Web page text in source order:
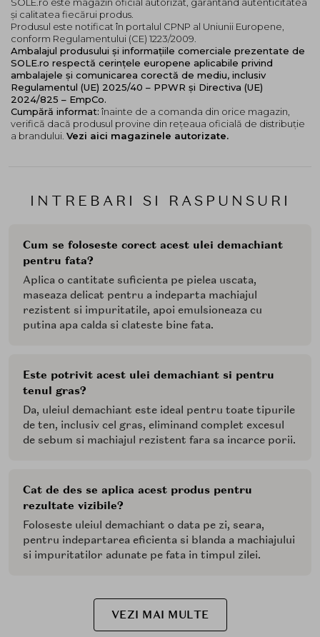
INTREBARI SI RASPUNSURI
Cum se foloseste corect acest ulei demachiant
pentru fata?
Aplica o cantitate suficienta pe pielea uscata,
maseaza delicat pentru a indeparta machiajul
rezistent si impuritatile, apoi emulsioneaza cu
putina apa calda si clateste bine fata.
Este potrivit acest ulei demachiant si pentru
tenul gras?
Da, uleiul demachiant este ideal pentru toate tipurile
de ten, inclusiv cel gras, eliminand complet excesul
de sebum si machiajul rezistent fara sa incarce porii.
Cat de des se aplica acest produs pentru
rezultate vizibile?
Foloseste uleiul demachiant o data pe zi, seara,
pentru indepartarea eficienta si blanda a machiajului
si impuritatilor adunate pe fata in timpul zilei.
VEZI MAI MULTE
și calitatea fiecărui produs.
Produsul este notificat în portalul CPNP al Uniunii Europene,
conform Regulamentului (CE) 1223/2009.
Ambalajul produsului și informațiile comerciale prezentate de
SOLE.ro respectă cerințele europene aplicabile privind
ambalajele și comunicarea corectă de mediu, inclusiv
Regulamentul (UE) 2025/40 – PPWR și Directiva (UE)
2024/825 – EmpCo.
Cumpără informat: înainte de a comanda din orice magazin,
verifică dacă produsul provine din rețeaua oficială de distribuție
a brandului. Vezi aici magazinele autorizate.